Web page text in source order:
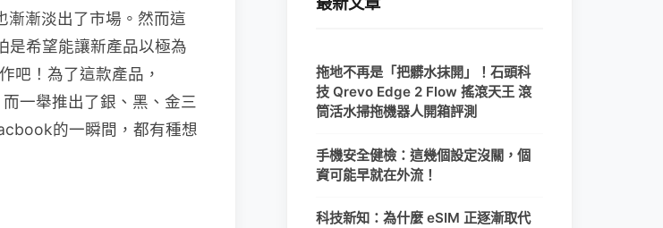
漸漸淡出了市場。然而這
是希望能讓新產品以極為
吧！為了這款產品，
一舉推出了銀、黑、金三
的一瞬間，都有種想
拖地不再是「把髒水抹開」！石頭科
技 Qrevo Edge 2 Flow 搖滾天王 滾
筒活水掃拖機器人開箱評測
手機安全健檢：這幾個設定沒關，個
資可能早就在外流！
科技新知：為什麼 eSIM 正逐漸取代